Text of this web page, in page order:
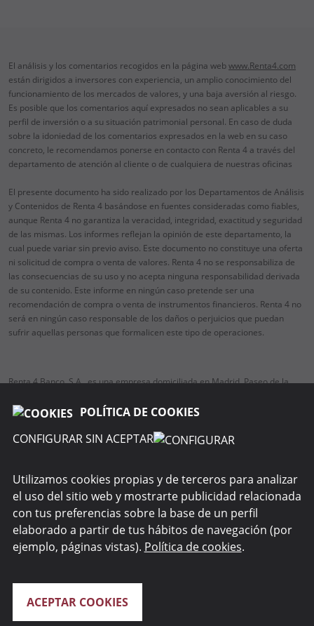
POLÍTICA DE COOKIES
CONFIGURAR SIN ACEPTAR
Utilizamos cookies propias y de terceros para analizar
el uso del sitio web y mostrarte publicidad relacionada
con tus preferencias sobre la base de un perfil
elaborado a partir de tus hábitos de navegación (por
ejemplo, páginas vistas). Política de cookies.
ACEPTAR COOKIES
El análisis y los comentarios recogidos en la página webwww.Renta4.com
están dirigidos a inversores con experiencia, un amplio conocimiento del
funcionamiento de los mercados de valores, y una baja aversión al riesgo.
Es posible que los comentarios aquí expresados no sean aplicables a su
perfil de inversión o a su situación patrimonial personal. En caso de duda
sobre la idoniedad de los comentarios expresados en la web en su caso
concreto, le recomendamos ponerse en contacto con Renta 4 a través del
departamento de atención al cliente o de cualquiera de nuestras oficinas
El presente documento ha sido realizado por los Departamentos de Análisis
y Contenidos de Renta 4 basándose en fuentes consideradas como fiables,
aunque Renta 4 no garantiza la veracidad, integridad, exactitud y seguridad
de las mismas. Los informes reflejan la opinión de este departamento, la
cual puede variar sin previo aviso. Este documento no constituye una oferta
ni solicitud de compra o venta de valores. Renta 4 no se responsabiliza de
las consecuencias de su uso y no acepta ninguna responsabilidad derivada
de su contenido. Este informe en ningún caso pretende ser una
recomendación de compra o venta de instrumentos financieros. Renta 4 no
será en ningún caso responsable de los daños o perjuicios que puedan
sufrir aquellas personas que formalicen este tipo de operaciones.
Renta 4 Banco, S.A., es una empresa domiciliada en Madrid, Paseo de la
Es una entidad regulada y supervisada por el Banco de España (BdE) y por
servicios de inversión y auxiliares.
SOBRE NOSOTROS
WEBS DEL GRUPO